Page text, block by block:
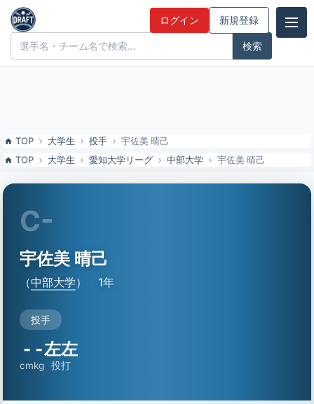
宇佐美 晴己（中部大）の特徴とドラフト評価 | ドラフト候補とみんな
の評価
ドラフト候補とみんなの評価 ログイン 新規登録
TOP 大学生 投手
宇佐美 晴己
TOP
大学生 愛知大学リーグ 中部大学 宇佐美 晴己
C-
宇佐美 晴己
（中部大学） 1年
投手
-
cm
-
kg
左左
投打